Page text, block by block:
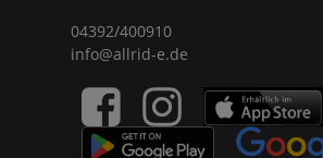
04392/400910
info@allrid-e.de